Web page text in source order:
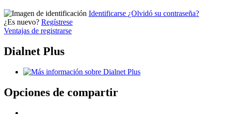
Identificarse ¿Olvidó su contraseña?
¿Es nuevo? Regístrese
Ventajas de registrarse
Dialnet Plus
Opciones de compartir